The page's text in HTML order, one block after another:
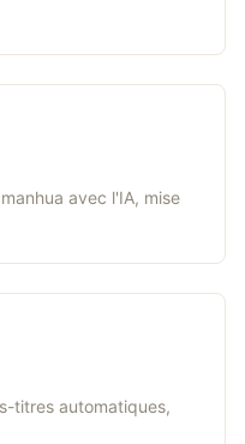
avec l'IA, mise
titres automatiques,